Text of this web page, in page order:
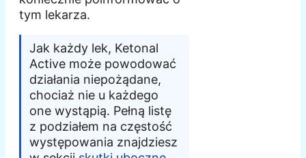
tym lekarza.
Jak każdy lek, Ketonal
Active może powodować
działania niepożądane,
chociaż nie u każdego
one wystąpią. Pełną listę
z podziałem na częstość
występowania znajdziesz